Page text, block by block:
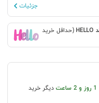
جزئیات
(حداقل خرید
1 روز و 2 ساعت
دیگر خرید